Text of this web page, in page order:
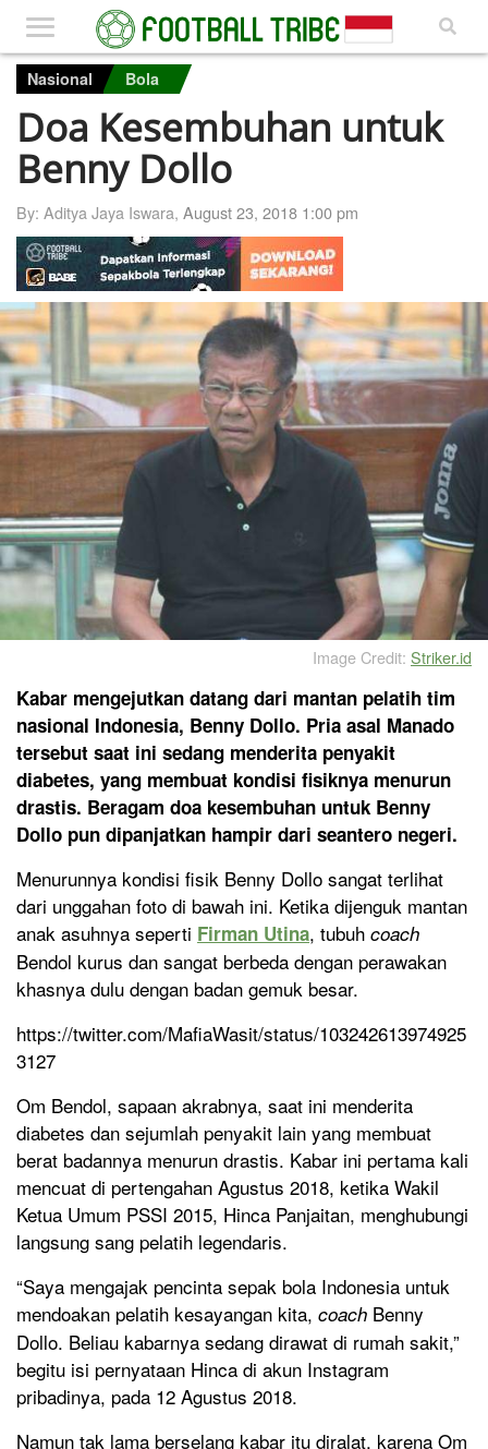
Nasional Bola
Doa Kesembuhan untuk
Benny Dollo
By: Aditya Jaya Iswara, August 23, 2018 1:00 pm
Image Credit: Striker.id
Kabar mengejutkan datang dari mantan pelatih tim
nasional Indonesia, Benny Dollo. Pria asal Manado
tersebut saat ini sedang menderita penyakit
diabetes, yang membuat kondisi fisiknya menurun
drastis. Beragam doa kesembuhan untuk Benny
Dollo pun dipanjatkan hampir dari seantero negeri.
Menurunnya kondisi fisik Benny Dollo sangat terlihat
dari unggahan foto di bawah ini. Ketika dijenguk mantan
anak asuhnya seperti Firman Utina, tubuh coach
Bendol kurus dan sangat berbeda dengan perawakan
khasnya dulu dengan badan gemuk besar.
https://twitter.com/MafiaWasit/status/103242613974925
3127
Om Bendol, sapaan akrabnya, saat ini menderita
diabetes dan sejumlah penyakit lain yang membuat
berat badannya menurun drastis. Kabar ini pertama kali
mencuat di pertengahan Agustus 2018, ketika Wakil
Ketua Umum PSSI 2015, Hinca Panjaitan, menghubungi
langsung sang pelatih legendaris.
“Saya mengajak pencinta sepak bola Indonesia untuk
mendoakan pelatih kesayangan kita, coach Benny
Dollo. Beliau kabarnya sedang dirawat di rumah sakit,”
begitu isi pernyataan Hinca di akun Instagram
pribadinya, pada 12 Agustus 2018.
Namun tak lama berselang kabar itu diralat, karena Om